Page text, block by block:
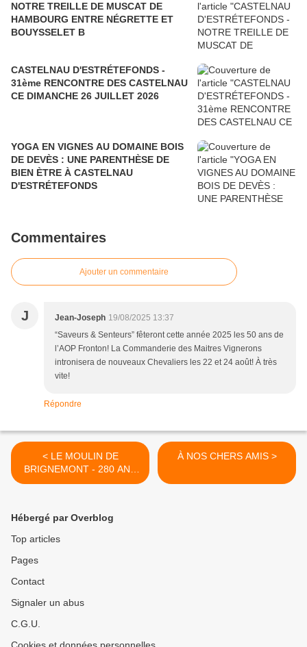
NOTRE TREILLE DE MUSCAT DE
HAMBOURG ENTRE NÉGRETTE ET
BOUYSSELET B
CASTELNAU D'ESTRÉTEFONDS -
31ème RENCONTRE DES CASTELNAU
CE DIMANCHE 26 JUILLET 2026
YOGA EN VIGNES AU DOMAINE BOIS
DE DEVÈS : UNE PARENTHÈSE DE
BIEN ÈTRE À CASTELNAU
D'ESTRÉTEFONDS
Commentaires
Ajouter un commentaire
J Jean-Joseph 19/08/2025 13:37
“Saveurs & Senteurs” fêteront cette année 2025 les 50 ans de
l’AOP Fronton! La Commanderie des Maitres Vignerons
intronisera de nouveaux Chevaliers les 22 et 24 août! À très
vite!
Répondre
< LE MOULIN DE
BRIGNEMONT - 280 ANS
D'HISTOIRE ET DE VENT -
À NOS CHERS AMIS >
Hébergé par Overblog
Top articles
Pages
Contact
Signaler un abus
C.G.U.